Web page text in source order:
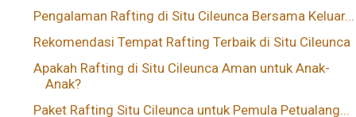
Pengalaman Rafting di Situ Cileunca Bersama Keluar...
Rekomendasi Tempat Rafting Terbaik di Situ Cileunca
Apakah Rafting di Situ Cileunca Aman untuk Anak-
Anak?
Paket Rafting Situ Cileunca untuk Pemula Petualang...